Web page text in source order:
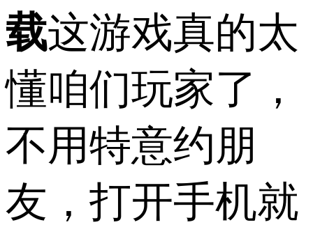
载这游戏真的太
懂咱们玩家了，
不用特意约朋
友，打开手机就